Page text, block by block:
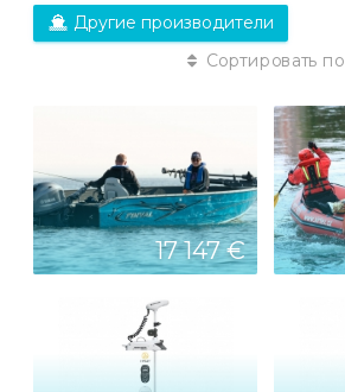
Другие производители
Сортировать по
17 147 €